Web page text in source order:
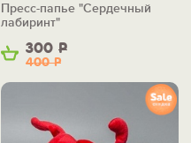
300 Р
400Р
Пресс-папье "Сердечный
лабиринт"